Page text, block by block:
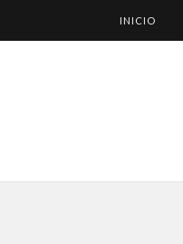
INICIO